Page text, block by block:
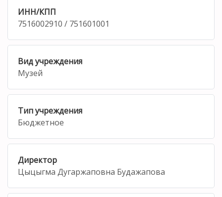
ИНН/КПП
7516002910 / 751601001
Вид учреждения
Музей
Тип учреждения
Бюджетное
Директор
Цыцыгма Дугаржаповна Будажапова